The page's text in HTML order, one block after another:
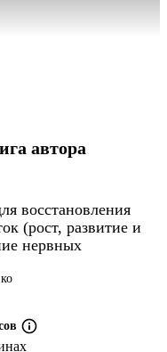
автора
восстановления
(рост, развитие и
нервных